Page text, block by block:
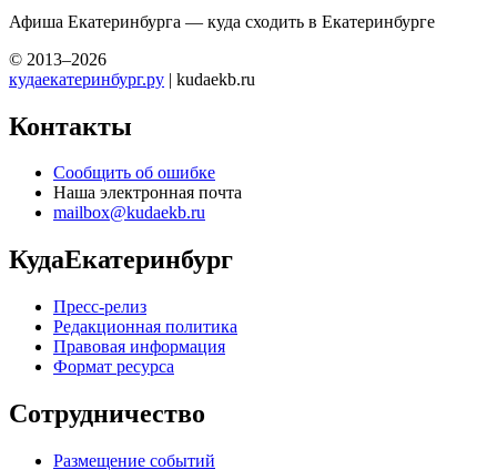
Афиша Екатеринбурга — куда сходить в Екатеринбурге
© 2013–2026
кудаекатеринбург.ру | kudaekb.ru
Контакты
Сообщить об ошибке
Наша электронная почта
mailbox@kudaekb.ru
КудаЕкатеринбург
Пресс-релиз
Редакционная политика
Правовая информация
Формат ресурса
Сотрудничество
Размещение событий